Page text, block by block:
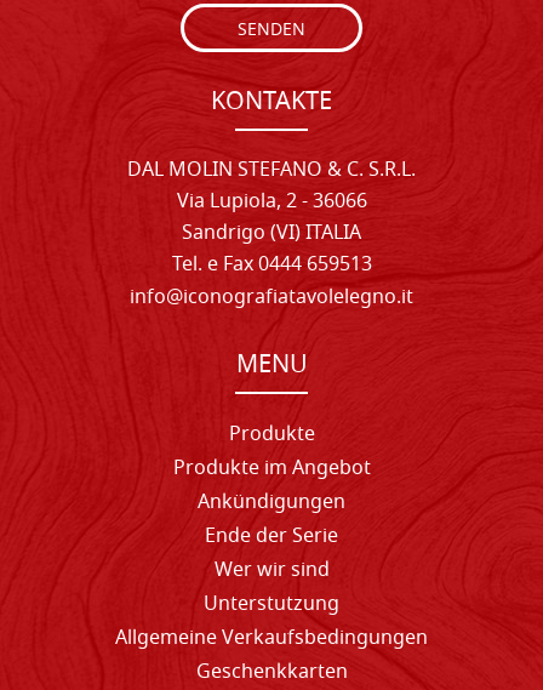
SENDEN
KONTAKTE
DAL MOLIN STEFANO & C. S.R.L.
Via Lupiola, 2 - 36066
Sandrigo (VI) ITALIA
Tel. e Fax 0444 659513
info@iconografiatavolelegno.it
MENU
Produkte
Produkte im Angebot
Ankündigungen
Ende der Serie
Wer wir sind
Unterstutzung
Allgemeine Verkaufsbedingungen
Geschenkkarten